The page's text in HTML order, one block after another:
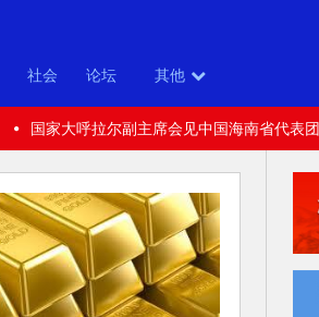
社会 论坛 其他
国家大呼拉尔副主席会见中国海南省代表团